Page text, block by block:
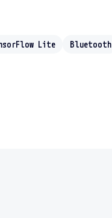
Lite Bluetooth